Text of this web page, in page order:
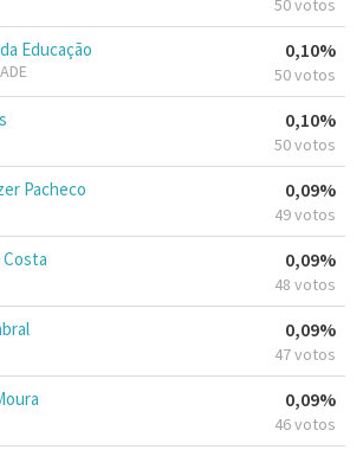
50 votos
Educação 0,10%
50 votos
0,10%
50 votos
Pacheco 0,09%
49 votos
0,09%
48 votos
0,09%
47 votos
0,09%
46 votos